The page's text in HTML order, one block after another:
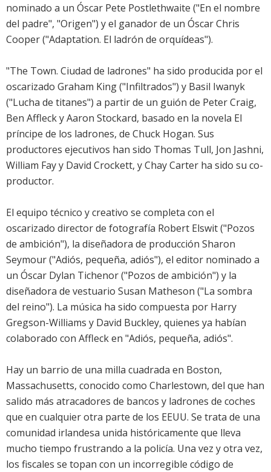
nominado a un Óscar Pete Postlethwaite ("En el nombre
del padre", "Origen") y el ganador de un Óscar Chris
Cooper ("Adaptation. El ladrón de orquídeas").
"The Town. Ciudad de ladrones" ha sido producida por el
oscarizado Graham King ("Infiltrados") y Basil Iwanyk
("Lucha de titanes") a partir de un guión de Peter Craig,
Ben Affleck y Aaron Stockard, basado en la novela El
príncipe de los ladrones, de Chuck Hogan. Sus
productores ejecutivos han sido Thomas Tull, Jon Jashni,
William Fay y David Crockett, y Chay Carter ha sido su co-
productor.
El equipo técnico y creativo se completa con el
oscarizado director de fotografía Robert Elswit ("Pozos
de ambición"), la diseñadora de producción Sharon
Seymour ("Adiós, pequeña, adiós"), el editor nominado a
un Óscar Dylan Tichenor ("Pozos de ambición") y la
diseñadora de vestuario Susan Matheson ("La sombra
del reino"). La música ha sido compuesta por Harry
Gregson-Williams y David Buckley, quienes ya habían
colaborado con Affleck en "Adiós, pequeña, adiós".
Hay un barrio de una milla cuadrada en Boston,
Massachusetts, conocido como Charlestown, del que han
salido más atracadores de bancos y ladrones de coches
que en cualquier otra parte de los EEUU. Se trata de una
comunidad irlandesa unida históricamente que lleva
mucho tiempo frustrando a la policía. Una vez y otra vez,
los fiscales se topan con un incorregible código de